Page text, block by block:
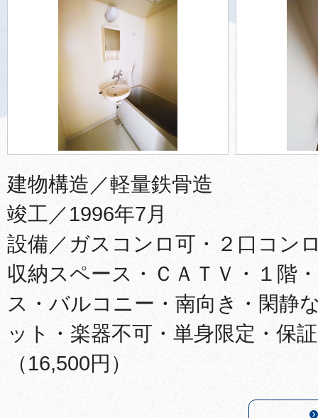
建物構造／軽量鉄骨造
竣工／1996年7月
設備／ガスコンロ可・２口コン
収納スペース・ＣＡＴＶ・１階
ス・バルコニー・南向き・閑静
ット・楽器不可・単身限定・保
（16,500円）